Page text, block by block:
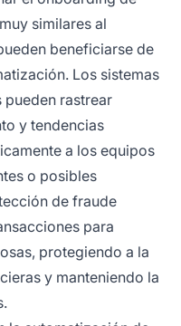
similares al
beneficiarse de
Los sistemas
rastrear
y tendencias
a los equipos
o posibles
de fraude
para
protegiendo a la
y manteniendo la